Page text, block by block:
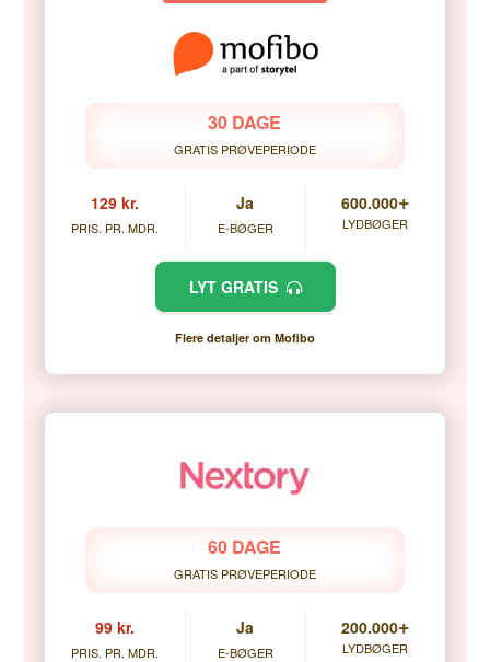
30 DAGE
GRATIS PRØVEPERIODE
129 kr.
PRIS. PR. MDR.
Ja
E-BØGER
600.000+
LYDBØGER
LYT GRATIS
Flere detaljer om Mofibo
60 DAGE
GRATIS PRØVEPERIODE
99 kr.
PRIS. PR. MDR.
Ja
E-BØGER
200.000+
LYDBØGER